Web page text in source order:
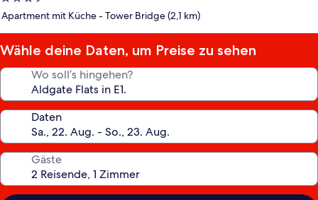
Sterne-
Apartment mit Küche - Tower Bridge (2,1 km)
Wähle deine Daten, um Preise zu sehen
Wo soll’s hingehen?
Daten
Gäste